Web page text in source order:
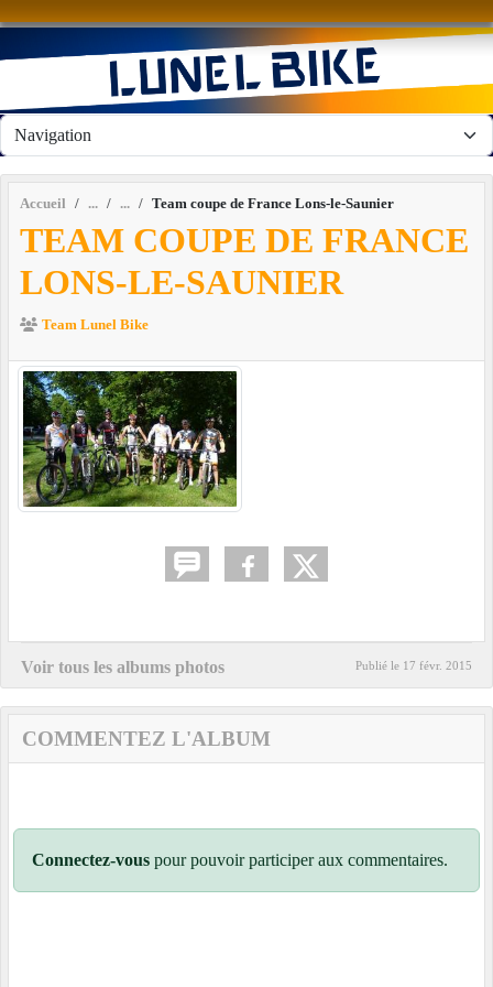
Accueil Team coupe de France Lons-le-Saunier
TEAM COUPE DE FRANCE
LONS-LE-SAUNIER
Team Lunel Bike
Voir tous les albums photos Publié le 17 févr. 2015
COMMENTEZ L'ALBUM
Connectez-vous pour pouvoir participer aux commentaires.